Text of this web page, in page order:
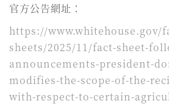
官方公告網址：
https://www.whitehouse.gov/
sheets/2025/11/fact-sheet-
announcements-president-
modifies-the-scope-of-the-
with-respect-to-certain-